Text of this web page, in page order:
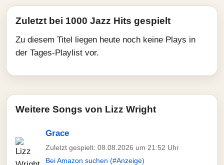
Zuletzt bei 1000 Jazz Hits gespielt
Zu diesem Titel liegen heute noch keine Plays in
der Tages-Playlist vor.
Weitere Songs von Lizz Wright
Grace
Zuletzt gespielt: 08.08.2026 um 21:52 Uhr
Bei Amazon suchen (#Anzeige)